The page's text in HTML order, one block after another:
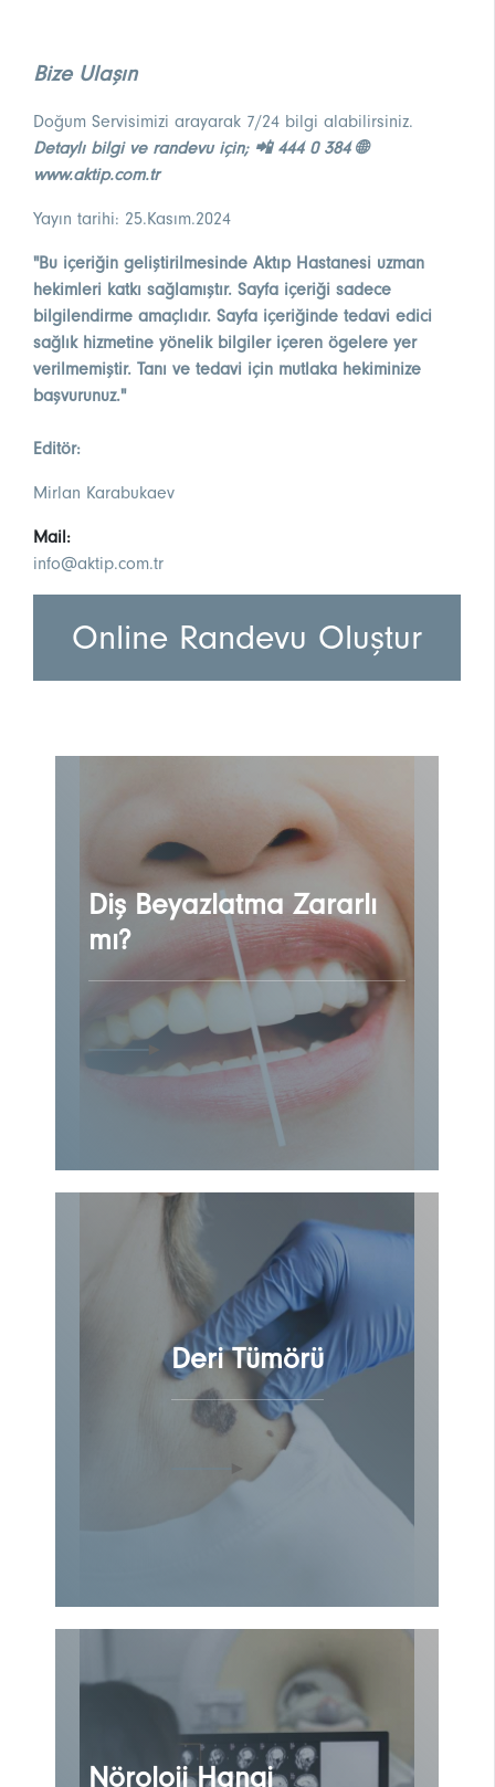
Bize Ulaşın
Doğum Servisimizi arayarak 7/24 bilgi alabilirsiniz.
Detaylı bilgi ve randevu için; 📲 444 0 384 🌐
www.aktip.com.tr
Yayın tarihi: 25.Kasım.2024
"Bu içeriğin geliştirilmesinde Aktıp Hastanesi uzman
hekimleri katkı sağlamıştır. Sayfa içeriği sadece
bilgilendirme amaçlıdır. Sayfa içeriğinde tedavi edici
sağlık hizmetine yönelik bilgiler içeren ögelere yer
verilmemiştir. Tanı ve tedavi için mutlaka hekiminize
başvurunuz."
Editör:
Mirlan Karabukaev
Mail:
info@aktip.com.tr
Online Randevu Oluştur
Diş Beyazlatma Zararlı
mı?
Deri Tümörü
Nöroloji Hangi